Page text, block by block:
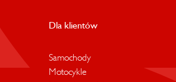
Dla klientów
Samochody
Motocykle